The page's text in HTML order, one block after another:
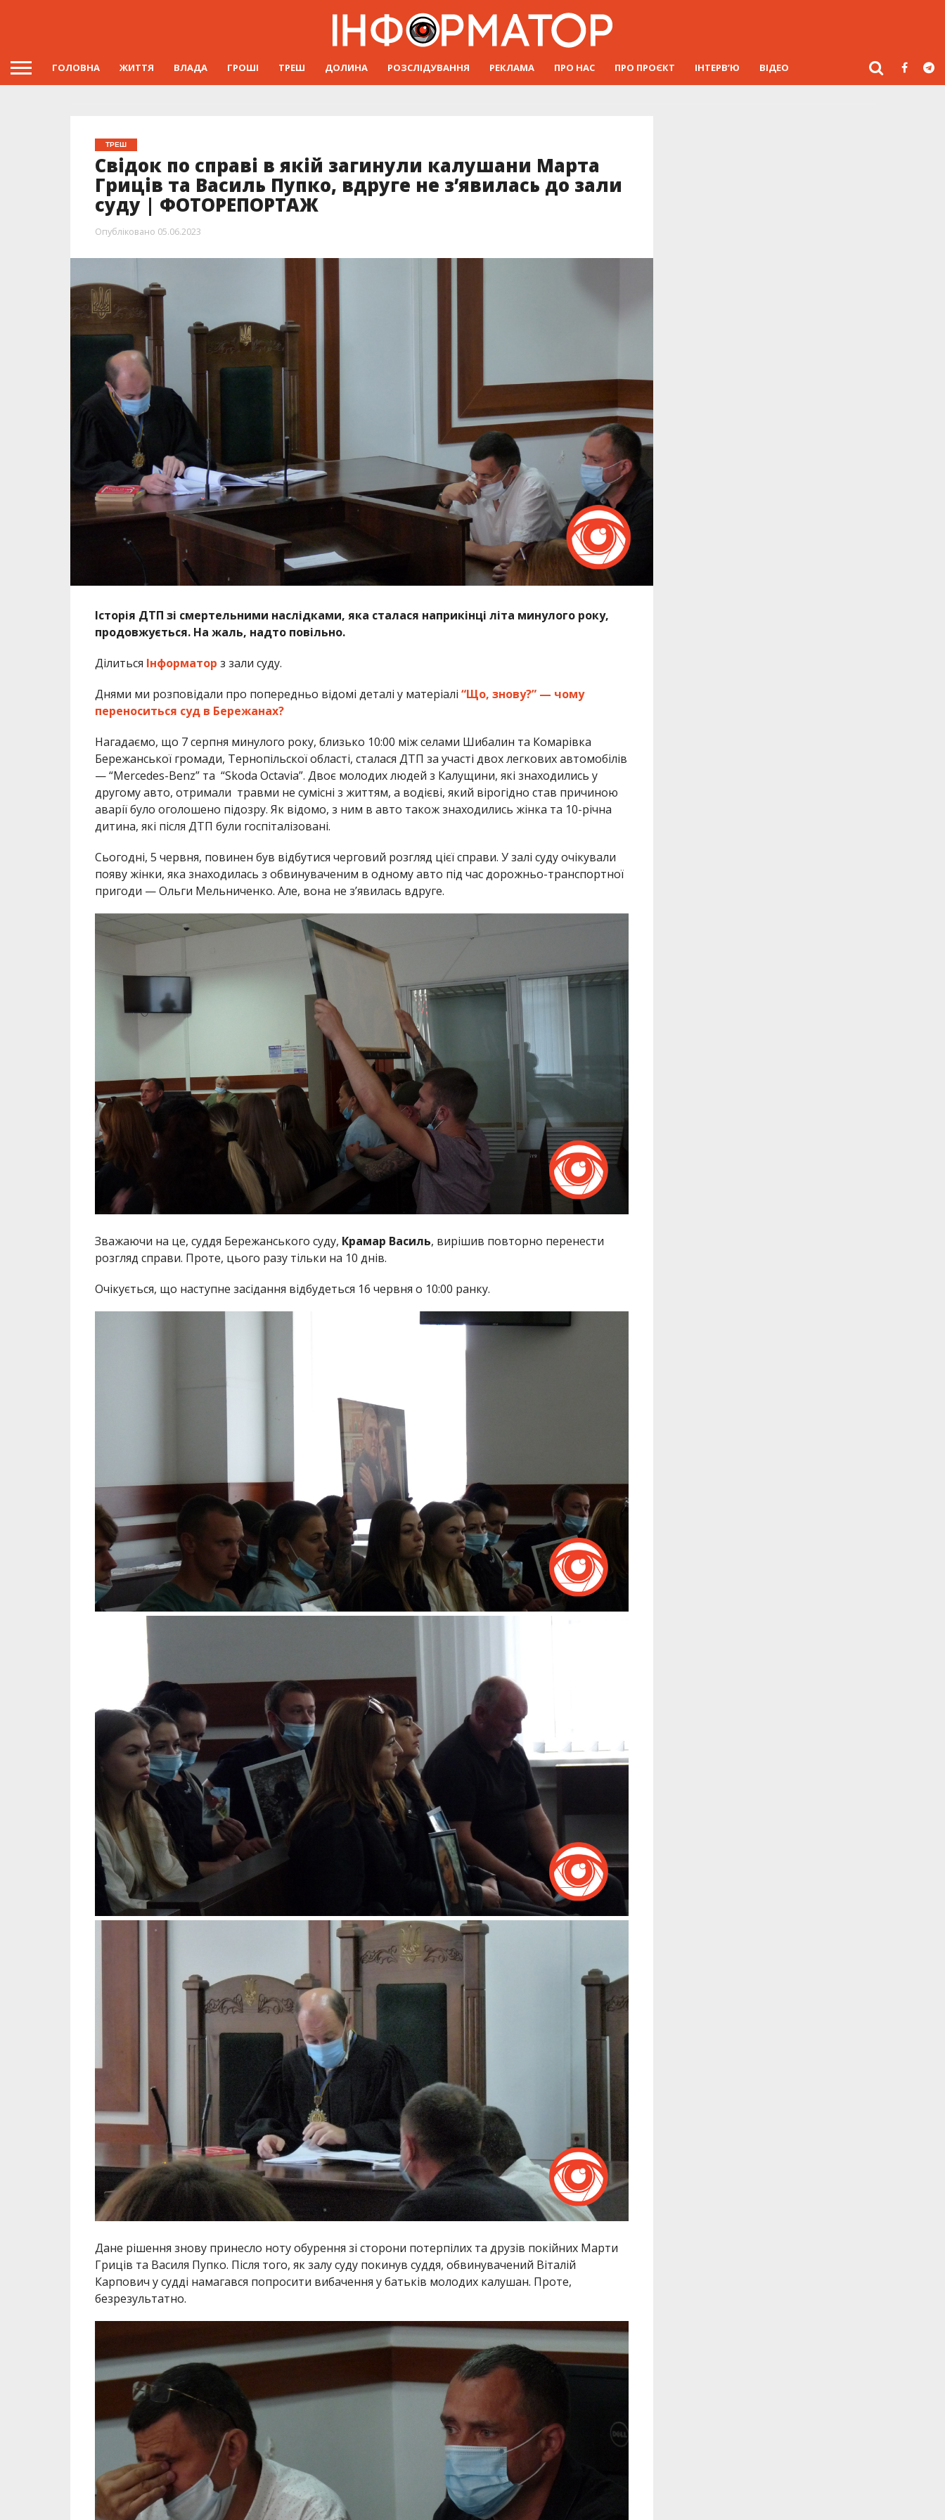
ГОЛОВНА ЖИТТЯ ВЛАДА ГРОШІ ТРЕШ ДОЛИНА РОЗСЛІДУВАННЯ РЕКЛАМА ПРО НАС ПРО ПРОЄКТ ІНТЕРВ’Ю ВІДЕО
ТРЕШ
Свідок по справі в якій загинули калушани Марта
Гриців та Василь Пупко, вдруге не з’явилась до зали
суду | ФОТОРЕПОРТАЖ
Опубліковано 05.06.2023
Історія ДТП зі смертельними наслідками, яка сталася наприкінці літа минулого року,
продовжується. На жаль, надто повільно.
Ділиться Інформатор з зали суду.
Днями ми розповідали про попередньо відомі деталі у матеріалі “Що, знову?” — чому
переноситься суд в Бережанах?
Нагадаємо, що 7 серпня минулого року, близько 10:00 між селами Шибалин та Комарівка
Бережанської громади, Тернопільскої області, сталася ДТП за участі двох легкових автомобілів
— “Mercedes-Benz” та “Skoda Octavia”. Двоє молодих людей з Калущини, які знаходились у
другому авто, отримали травми не сумісні з життям, а водієві, який вірогідно став причиною
аварії було оголошено підозру. Як відомо, з ним в авто також знаходились жінка та 10-річна
дитина, які після ДТП були госпіталізовані.
Сьогодні, 5 червня, повинен був відбутися черговий розгляд цієї справи. У залі суду очікували
появу жінки, яка знаходилась з обвинуваченим в одному авто під час дорожньо-транспортної
пригоди — Ольги Мельниченко. Але, вона не з’явилась вдруге.
Зважаючи на це, суддя Бережанського суду, Крамар Василь, вирішив повторно перенести
розгляд справи. Проте, цього разу тільки на 10 днів.
Очікується, що наступне засідання відбудеться 16 червня о 10:00 ранку.
Дане рішення знову принесло ноту обурення зі сторони потерпілих та друзів покійних Марти
Гриців та Василя Пупко. Після того, як залу суду покинув суддя, обвинувачений Віталій
Карпович у судді намагався попросити вибачення у батьків молодих калушан. Проте,
безрезультатно.